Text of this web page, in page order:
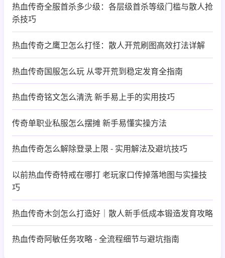
热血传奇全服首杀多少级：各层级首杀等级门槛与散人抢
杀技巧
热血传奇之鹰卫怎么打怪：散人开荒刷图高效打法详解
热血传奇国服怎么玩 从零开荒到稳定发育全指南
热血传奇铭文怎么清洗 新手易上手的实用技巧
传奇单职业私服怎么摆摊 新手易懂实操方法
热血传奇怎么解除登录上限 - 实用解法及避坑技巧
以前热血传奇特戒在哪打 老玩家口传掉落地图与实操技
巧
热血传奇木剑怎么打造好｜散人新手低成本锻造发育攻略
热血传奇阿敏任务攻略 - 全流程细节与避坑指南